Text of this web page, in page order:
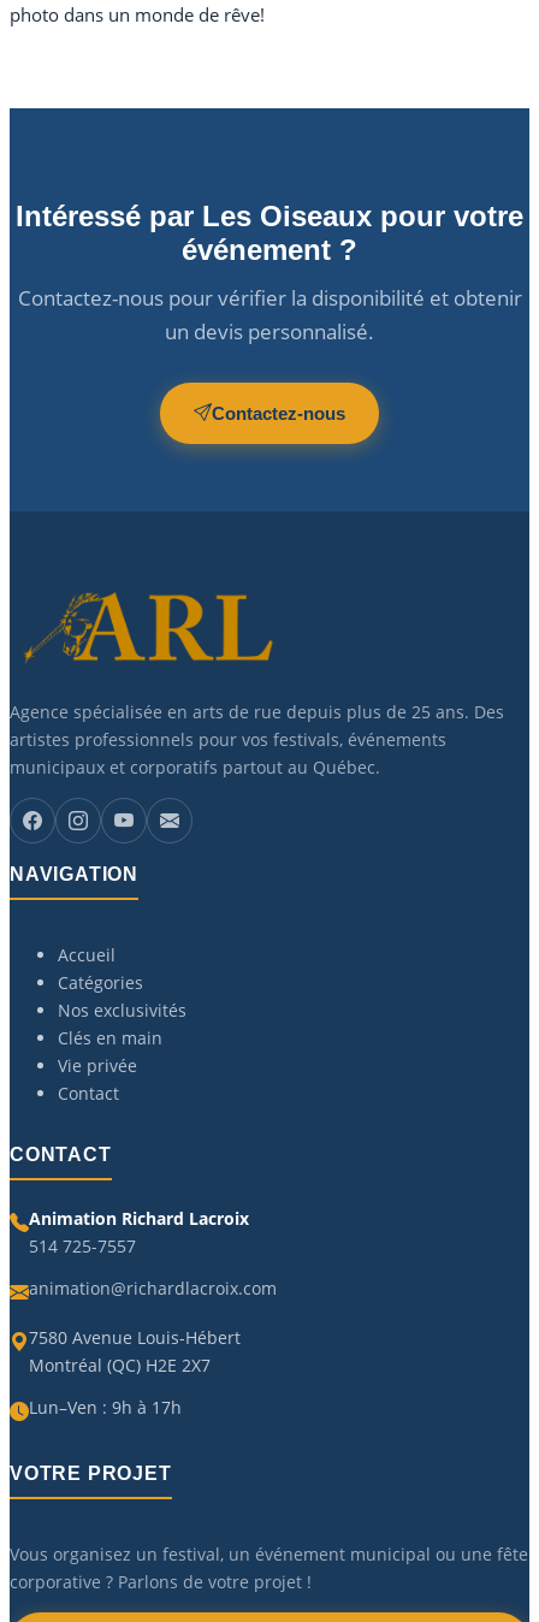
photo dans un monde de rêve!
Intéressé par Les Oiseaux pour votre
événement ?
Contactez-nous pour vérifier la disponibilité et obtenir
un devis personnalisé.
Contactez-nous
Agence spécialisée en arts de rue depuis plus de 25 ans. Des
artistes professionnels pour vos festivals, événements
municipaux et corporatifs partout au Québec.
NAVIGATION
Accueil
Catégories
Nos exclusivités
Clés en main
Vie privée
Contact
CONTACT
Animation Richard Lacroix
514 725-7557
animation@richardlacroix.com
7580 Avenue Louis-Hébert
Montréal (QC) H2E 2X7
Lun–Ven : 9h à 17h
VOTRE PROJET
Vous organisez un festival, un événement municipal ou une fête
corporative ? Parlons de votre projet !